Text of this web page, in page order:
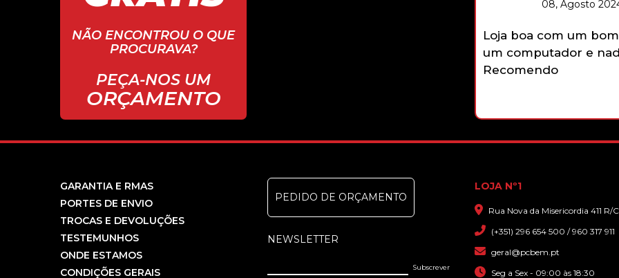
NÃO ENCONTROU O QUE
PROCURAVA?
PEÇA-NOS UM
ORÇAMENTO
08, Agosto 2024
Loja boa com um bom
um computador e
Recomendo
GARANTIA E RMAS
PORTES DE ENVIO
TROCAS E DEVOLUÇÕES
TESTEMUNHOS
ONDE ESTAMOS
CONDIÇÕES GERAIS
PEDIDO DE ORÇAMENTO
NEWSLETTER
LOJA Nº1
Rua Nova da Misericordia 411 R/
(+351) 296 654 500 / 960 317 911
geral@pcbem.pt
Seg a Sex - 09:00 às 18:30